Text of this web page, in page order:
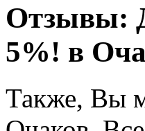
Отзывы:
5%! в
Также, Вы